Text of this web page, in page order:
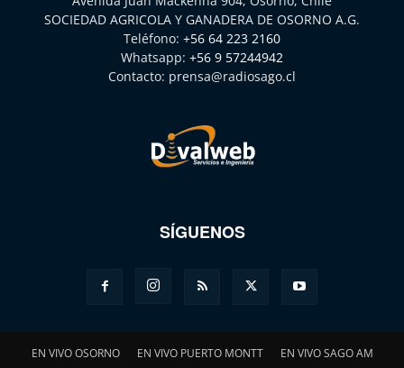
SOCIEDAD AGRICOLA Y GANADERA DE OSORNO A.G.
Teléfono: +56 64 223 2160
Whatsapp: +56 9 57244942
Contacto: prensa@radiosago.cl
SÍGUENOS
EN VIVO OSORNO EN VIVO PUERTO MONTT EN VIVO SAGO AM